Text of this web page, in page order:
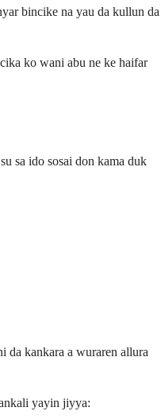
bincike na yau da kullun da
ko wani abu ne ke haifar
sa ido sosai don kama duk
da kankara a wuraren allura
yayin jiyya: